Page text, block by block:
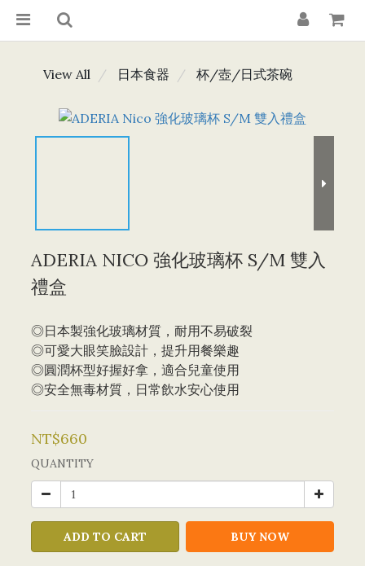
View All 日本食器 杯/壺/日式茶碗
ADERIA NICO 強化玻璃杯 S/M 雙入
禮盒
◎日本製強化玻璃材質，耐用不易破裂
◎可愛大眼笑臉設計，提升用餐樂趣
◎圓潤杯型好握好拿，適合兒童使用
◎安全無毒材質，日常飲水安心使用
NT$660
QUANTITY
ADD TO CART BUY NOW